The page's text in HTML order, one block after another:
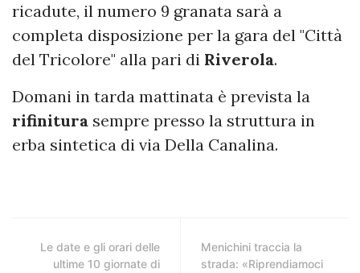
ricadute, il numero 9 granata sarà a
completa disposizione per la gara del "Città
del Tricolore" alla pari di Riverola.
Domani in tarda mattinata è prevista la
rifinitura sempre presso la struttura in
erba sintetica di via Della Canalina.
Le date e gli orari delle
ultime 10 giornate di
Menichini traccia la
strada: «Riprendiamoci